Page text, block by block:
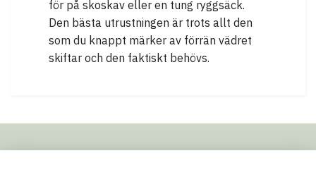
för på skoskav eller en tung ryggsäck.
Den bästa utrustningen är trots allt den
som du knappt märker av förrän vädret
skiftar och den faktiskt behövs.